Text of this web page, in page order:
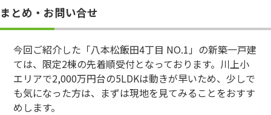
まとめ・お問い合せ
今回ご紹介した「八本松飯田4丁目 NO.1」の新築一戸建
ては、限定2棟の先着順受付となっております。川上小
エリアで2,000万円台の5LDKは動きが早いため、少しで
も気になった方は、まずは現地を見てみることをおすす
めします。